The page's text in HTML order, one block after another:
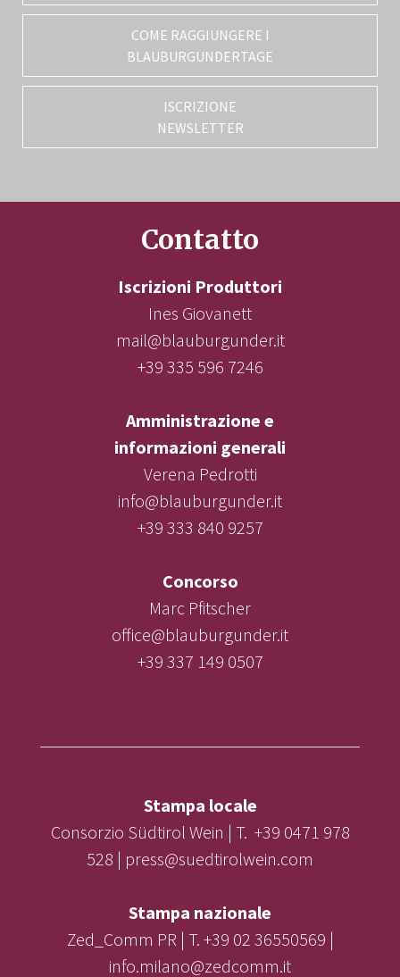
COME RAGGIUNGERE I
BLAUBURGUNDERTAGE
ISCRIZIONE
NEWSLETTER
Contatto
Iscrizioni Produttori
Ines Giovanett
mail@blauburgunder.it
+39 335 596 7246
Amministrazione e
informazioni generali
Verena Pedrotti
info@blauburgunder.it
+39 333 840 9257
Concorso
Marc Pfitscher
office@blauburgunder.it
+39 337 149 0507
Stampa locale
Consorzio Südtirol Wein | T. +39 0471 978
528 | press@suedtirolwein.com
Stampa nazionale
Zed_Comm PR | T. +39 02 36550569 |
info.milano@zedcomm.it